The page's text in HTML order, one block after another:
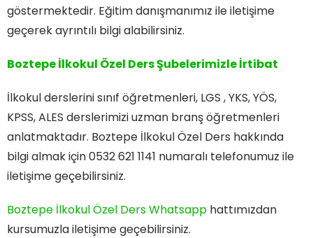
göstermektedir. Eğitim danışmanımız ile iletişime
geçerek ayrıntılı bilgi alabilirsiniz.
Boztepe İlkokul Özel DersŞubelerimizle İrtibat
İlkokul derslerini sınıf öğretmenleri, LGS , YKS, YÖS,
KPSS, ALES derslerimizi uzman branş öğretmenleri
anlatmaktadır. Boztepe İlkokul Özel Ders hakkında
bilgi almak için 0532 621 1141 numaralı telefonumuz ile
iletişime geçebilirsiniz.
Boztepe İlkokul Özel Ders Whatsapp hattımızdan
kursumuzla iletişime geçebilirsiniz.